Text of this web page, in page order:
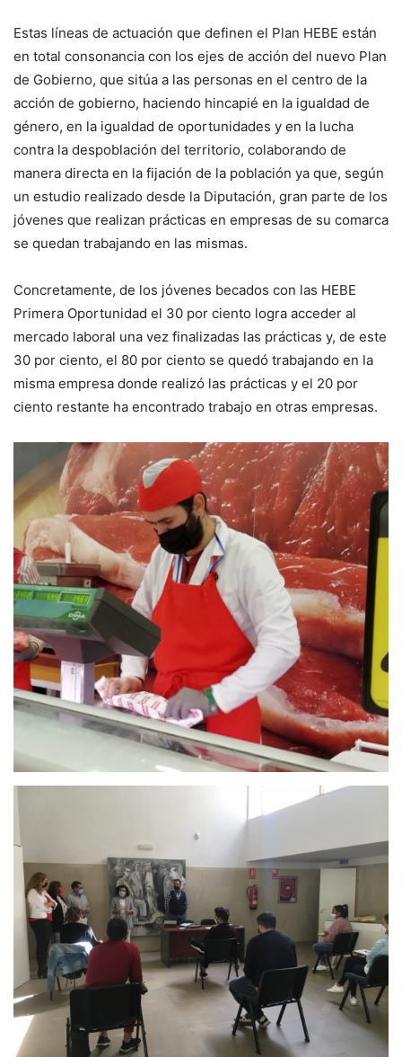
Estas líneas de actuación que definen el Plan HEBE están
en total consonancia con los ejes de acción del nuevo Plan
de Gobierno, que sitúa a las personas en el centro de la
acción de gobierno, haciendo hincapié en la igualdad de
género, en la igualdad de oportunidades y en la lucha
contra la despoblación del territorio, colaborando de
manera directa en la fijación de la población ya que, según
un estudio realizado desde la Diputación, gran parte de los
jóvenes que realizan prácticas en empresas de su comarca
se quedan trabajando en las mismas.
Concretamente, de los jóvenes becados con las HEBE
Primera Oportunidad el 30 por ciento logra acceder al
mercado laboral una vez finalizadas las prácticas y, de este
30 por ciento, el 80 por ciento se quedó trabajando en la
misma empresa donde realizó las prácticas y el 20 por
ciento restante ha encontrado trabajo en otras empresas.